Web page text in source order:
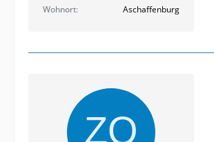
Wohnort
Aschaffenburg